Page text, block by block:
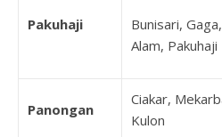
Pakuhaji
Bunisari,
Alam, Pakuhaji
Panongan
Ciakar,
Kulon